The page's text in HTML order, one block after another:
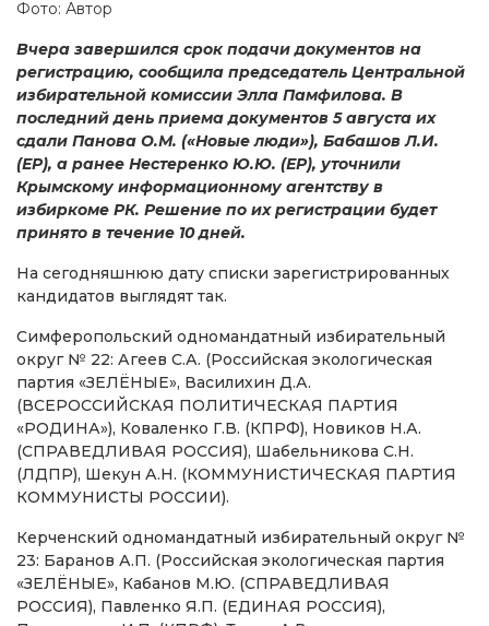
Фото: Автор
Вчера завершился срок подачи документов на
регистрацию, сообщила председатель Центральной
избирательной комиссии Элла Памфилова. В
последний день приема документов 5 августа их
сдали Панова О.М. («Новые люди»), Бабашов Л.И.
(ЕР), а ранее Нестеренко Ю.Ю. (ЕР), уточнили
Крымскому информационному агентству в
избиркоме РК. Решение по их регистрации будет
принято в течение 10 дней.
На сегодняшнюю дату списки зарегистрированных
кандидатов выглядят так.
Симферопольский одномандатный избирательный
округ № 22: Агеев С.А. (Российская экологическая
партия «ЗЕЛЁНЫЕ», Василихин Д.А.
(ВСЕРОССИЙСКАЯ ПОЛИТИЧЕСКАЯ ПАРТИЯ
«РОДИНА»), Коваленко Г.В. (КПРФ), Новиков Н.А.
(СПРАВЕДЛИВАЯ РОССИЯ), Шабельникова С.Н.
(ЛДПР), Шекун А.Н. (КОММУНИСТИЧЕСКАЯ ПАРТИЯ
КОММУНИСТЫ РОССИИ).
Керченский одномандатный избирательный округ №
23: Баранов А.П. (Российская экологическая партия
«ЗЕЛЁНЫЕ», Кабанов М.Ю. (СПРАВЕДЛИВАЯ
РОССИЯ), Павленко Я.П. (ЕДИНАЯ РОССИЯ),